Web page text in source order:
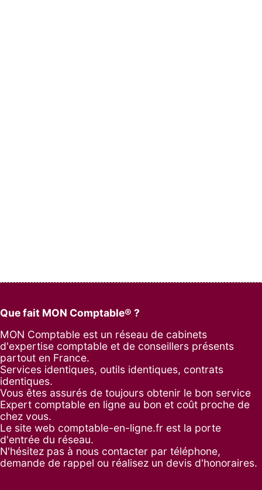
Que fait MON Comptable® ?
MON Comptable est un réseau de cabinets
d'expertise comptable et de conseillers présents
partout en France.
Services identiques, outils identiques, contrats
identiques.
Vous êtes assurés de toujours obtenir le bon service
Expert comptable en ligne au bon et coût proche de
chez vous.
Le site web comptable-en-ligne.fr est la porte
d'entrée du réseau.
N'hésitez pas à nous contacter par téléphone,
demande de rappel ou réalisez un devis d'honoraires.